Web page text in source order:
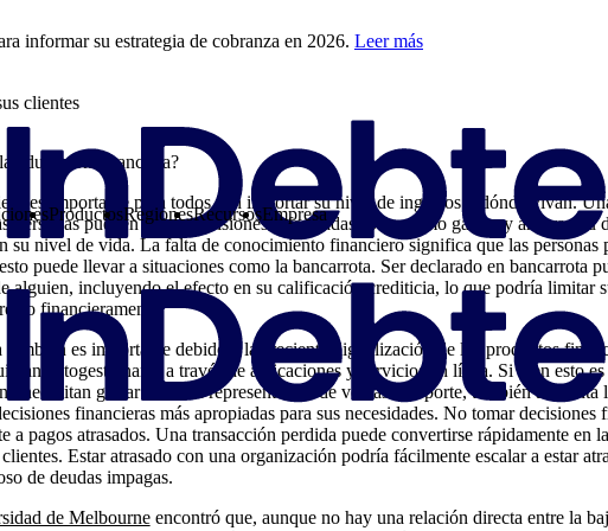
informar su estrategia de cobranza en 2026. Leer más
ProductosRegionesRecursosEmpresa
clientes
educación financiera?
es importante para todos, sin importar su nivel de ingresos o dónde vivan.
personas pueden tomar decisiones informadas sobre cómo gastan y ahorran su
su nivel de vida. La falta de conocimiento financiero significa que las personas
puede llevar a situaciones como la bancarrota. Ser declarado en bancarrota
alguien, incluyendo el efecto en su calificación crediticia, lo que podría limitar
financieramente.
también es importante debido a la creciente digitalización de los productos
autogestionarse a través de aplicaciones y servicios en línea. Si bien esto
necesitan gastar tanto en representantes de ventas o soporte, también aumenta
financieras más apropiadas para sus necesidades. No tomar decisiones
a pagos atrasados. Una transacción perdida puede convertirse rápidamente en
Estar atrasado con una organización podría fácilmente escalar a estar
de deudas impagas.
de Melbourneencontró que, aunque no hay una relación directa entre la